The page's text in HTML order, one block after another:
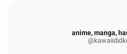
anime, manga,